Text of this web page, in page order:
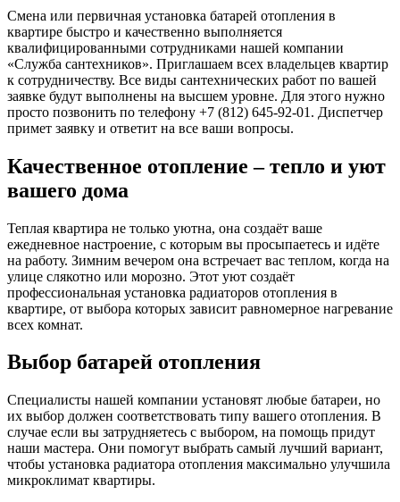
Смена или первичная установка батарей отопления в
квартире быстро и качественно выполняется
квалифицированными сотрудниками нашей компании
«Служба сантехников». Приглашаем всех владельцев квартир
к сотрудничеству. Все виды сантехнических работ по вашей
заявке будут выполнены на высшем уровне. Для этого нужно
просто позвонить по телефону +7 (812) 645-92-01. Диспетчер
примет заявку и ответит на все ваши вопросы.
Качественное отопление – тепло и уют
вашего дома
Теплая квартира не только уютна, она создаёт ваше
ежедневное настроение, с которым вы просыпаетесь и идёте
на работу. Зимним вечером она встречает вас теплом, когда на
улице слякотно или морозно. Этот уют создаёт
профессиональная установка радиаторов отопления в
квартире, от выбора которых зависит равномерное нагревание
всех комнат.
Выбор батарей отопления
Специалисты нашей компании установят любые батареи, но
их выбор должен соответствовать типу вашего отопления. В
случае если вы затрудняетесь с выбором, на помощь придут
наши мастера. Они помогут выбрать самый лучший вариант,
чтобы установка радиатора отопления максимально улучшила
микроклимат квартиры.